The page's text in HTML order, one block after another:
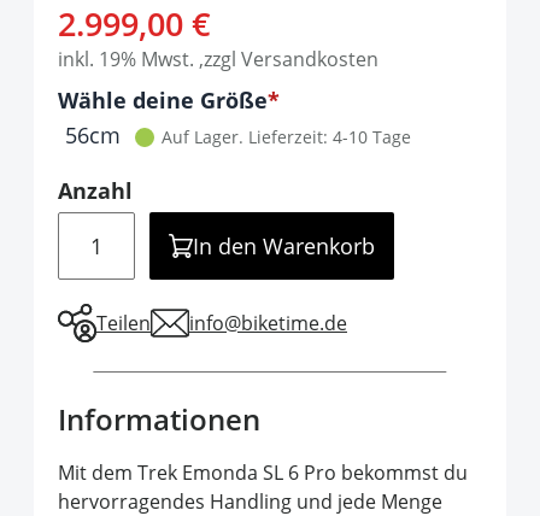
2.999,00 €
inkl. 19% Mwst. ,zzgl Versandkosten
Optionen
Wähle deine Größe
It is required to select one of the available
56cm Auf Lager. Lieferzeit: 4-10 Tage
Anzahl
In den Warenkorb
Teilen info@biketime.de
Informationen
Mit dem Trek Emonda SL 6 Pro bekommst du
hervorragendes Handling und jede Menge